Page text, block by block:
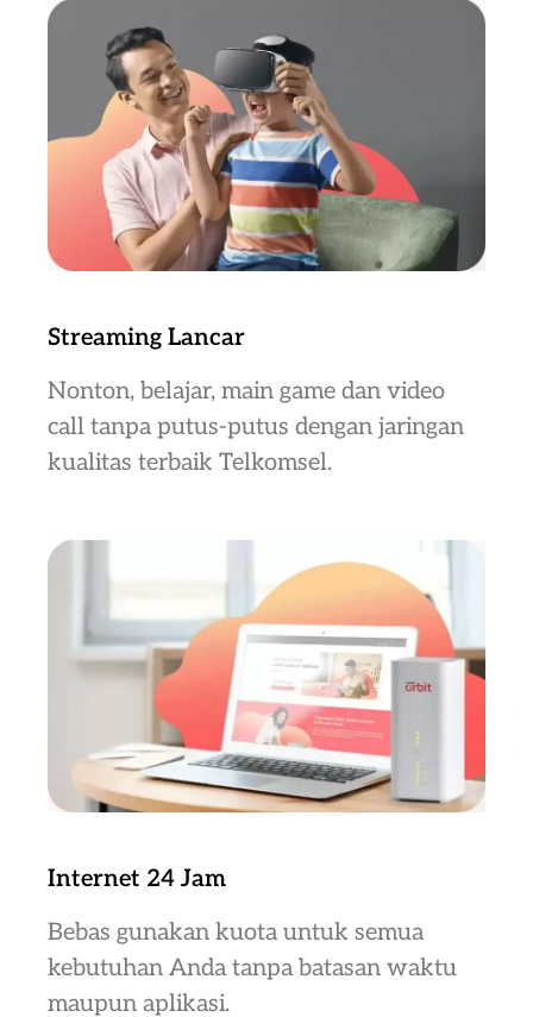
Streaming Lancar
Nonton, belajar, main game dan video
call tanpa putus-putus dengan jaringan
kualitas terbaik Telkomsel.
Internet 24 Jam
Bebas gunakan kuota untuk semua
kebutuhan Anda tanpa batasan waktu
maupun aplikasi.